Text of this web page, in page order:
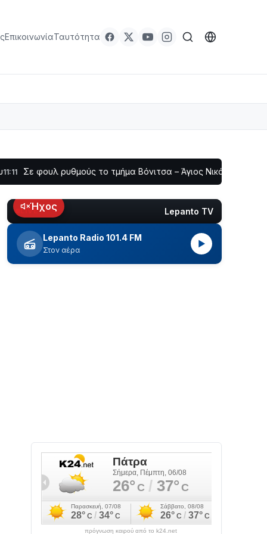
ΕπικοινωνίαΤαυτότητα
ρυθμούς το τμήμα Βόνιτσα – Άγιος Νικόλαος | Αυτοψία
LIVE Lepanto TV
Ήχος
Lepanto Radio 101.4 FM
Στον αέρα
▶
πρόγνωση καιρού από το k24.net